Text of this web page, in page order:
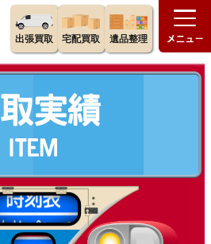
出張買取 宅配買取 遺品整理